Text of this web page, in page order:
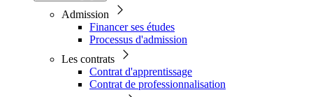
Admission
Financer ses études
Processus d'admission
Les contrats
Contrat d'apprentissage
Contrat de professionnalisation